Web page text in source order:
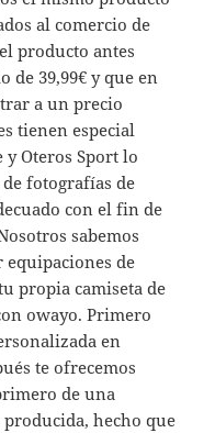
al comercio de
producto antes
de 39,99€ y que en
a un precio
tienen especial
y Oteros Sport lo
fotografías de
con el fin de
sabemos
de
propia camiseta de
owayo. Primero
en
te ofrecemos
de una
hecho que